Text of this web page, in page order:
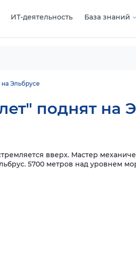
ИТ-деятельность База знаний
Эльбрусе
поднят на
вверх. Мастер
5700 метров над уровнем